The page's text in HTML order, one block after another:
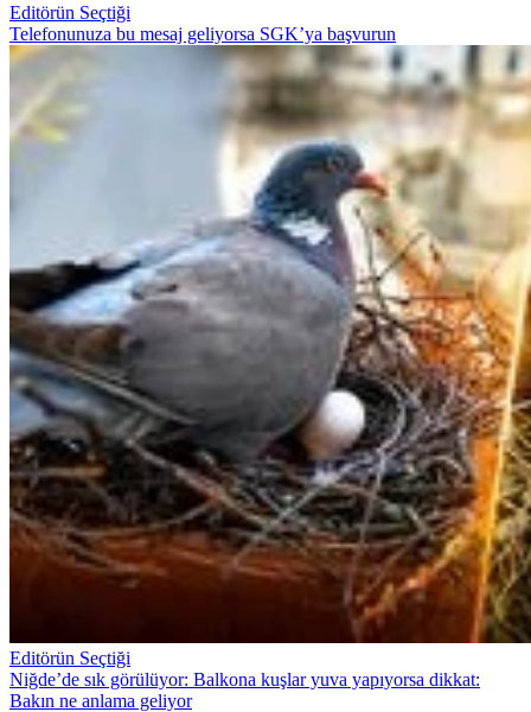
Editörün Seçtiği
Telefonunuza bu mesaj geliyorsa SGK’ya başvurun
Editörün Seçtiği
Niğde’de sık görülüyor: Balkona kuşlar yuva yapıyorsa dikkat:
Bakın ne anlama geliyor